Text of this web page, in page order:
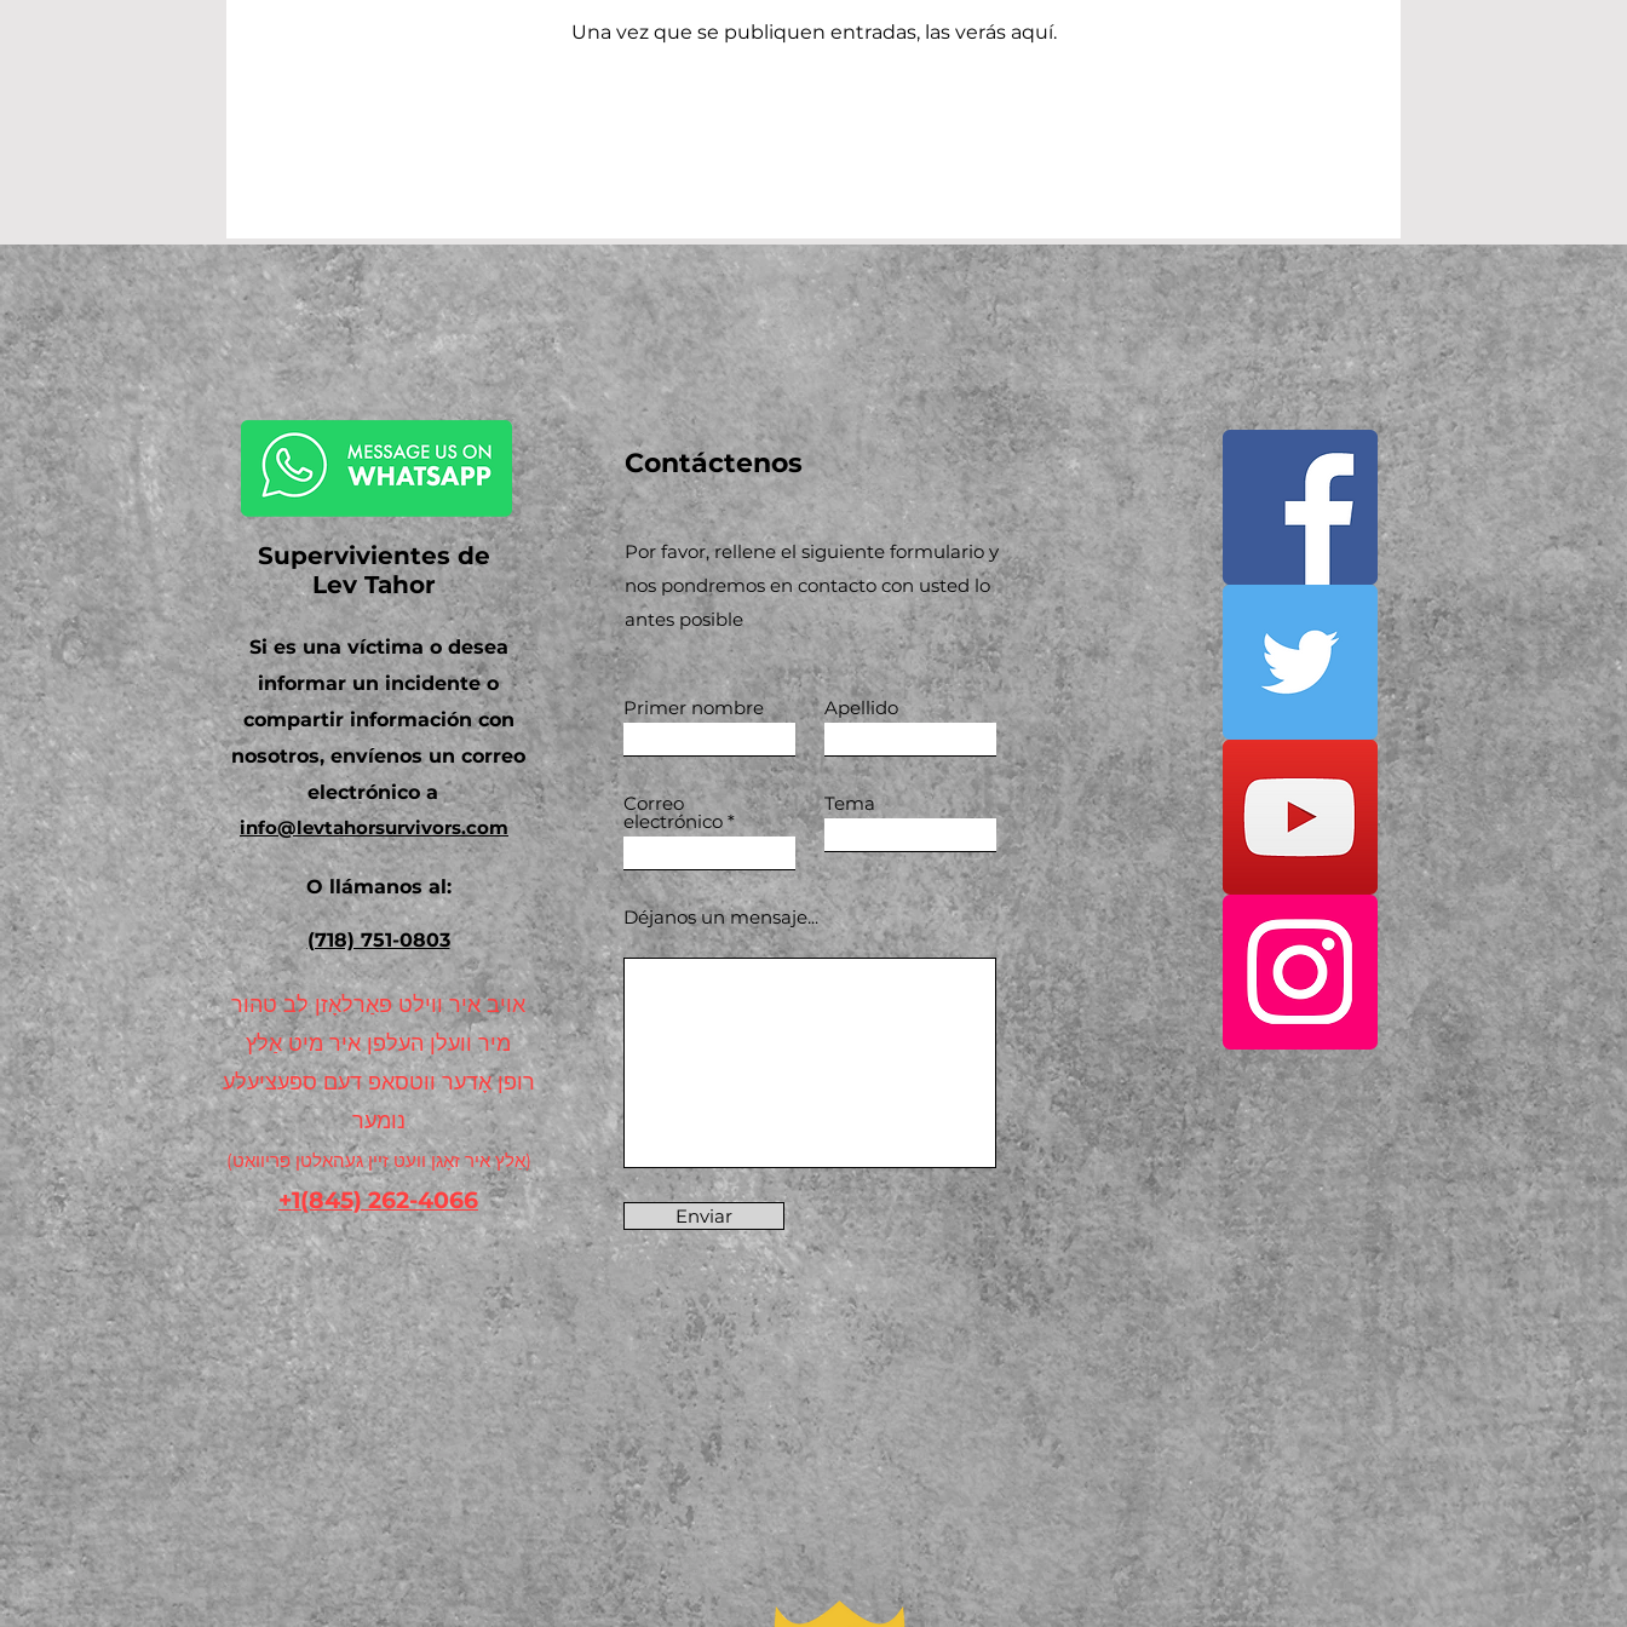
Una vez que se publiquen entradas, las verás aquí.
Supervivientes de
Lev Tahor
Si es una víctima o desea
informar un incidente o
compartir información con
nosotros, envíenos un correo
electrónico a
info@levtahorsurvivors.com
O llámanos al:
(718) 751-0803
אויב איר ווילט פאַרלאָזן לב טהור
מיר וועלן העלפן איר מיט אַלץ
רופן אָדער ווטסאפ דעם ספּעציעלע
נומער
(אַלץ איר זאָגן וועט זיין געהאלטן פּריוואַט)
+1(845) 262-4066
Contáctenos
Por favor, rellene el siguiente formulario y
nos pondremos en contacto con usted lo
antes posible
Primer nombre Apellido
Correo
electrónico
Tema
Déjanos un mensaje...
Enviar